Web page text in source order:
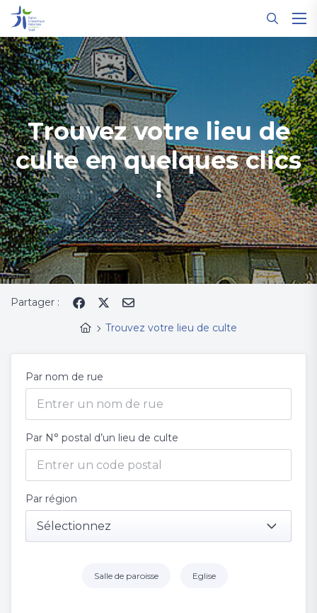
Trouvez votre lieu de
culte en quelques clics
!
Partager :
Trouvez votre lieu de culte
Par nom de rue
Par N° postal d’un lieu de culte
Par région
Sélectionnez
Salle de paroisse Eglise
Panneau de gestion des cookies